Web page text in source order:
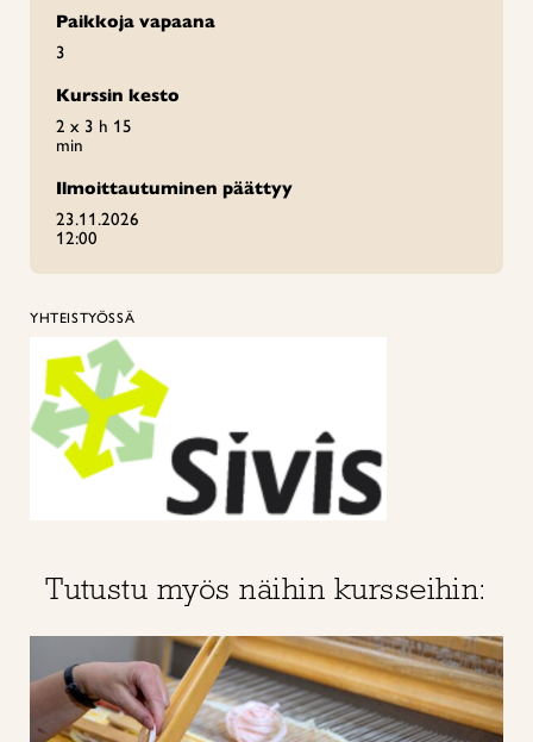
Paikkoja vapaana
3
Kurssin kesto
2 x 3 h 15
min
Ilmoittautuminen päättyy
23.11.2026
12:00
YHTEISTYÖSSÄ
Tutustu myös näihin kursseihin: